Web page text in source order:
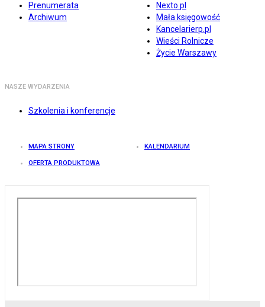
Prenumerata
Archiwum
Nexto.pl
Mała księgowość
Kancelarierp.pl
Wieści Rolnicze
Życie Warszawy
NASZE WYDARZENIA
Szkolenia i konferencje
MAPA STRONY KALENDARIUM
OFERTA PRODUKTOWA